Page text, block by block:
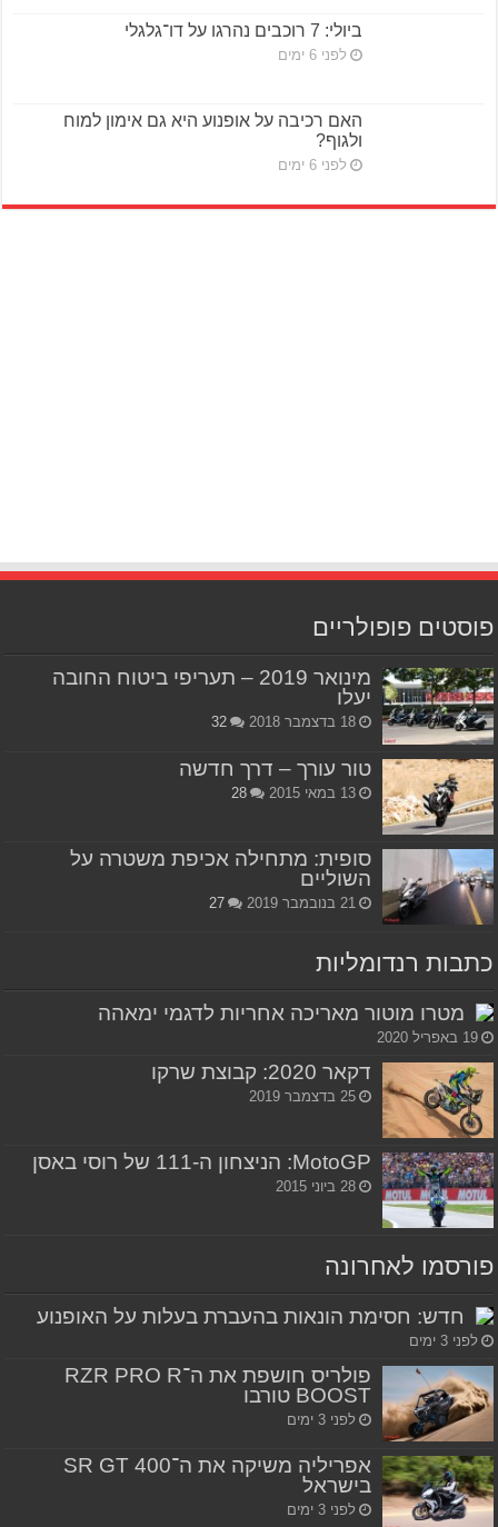
ביולי: 7 רוכבים נהרגו על דו־גלגלי
לפני 6 ימים
האם רכיבה על אופנוע היא גם אימון למוח
ולגוף?
לפני 6 ימים
פוסטים פופולריים
מינואר 2019 – תעריפי ביטוח החובה
יעלו
18 בדצמבר 2018 32
טור עורך – דרך חדשה
13 במאי 2015 28
סופית: מתחילה אכיפת משטרה על
השוליים
21 בנובמבר 2019 27
כתבות רנדומליות
מטרו מוטור מאריכה אחריות לדגמי ימאהה
19 באפריל 2020
דקאר 2020: קבוצת שרקו
25 בדצמבר 2019
MotoGP: הניצחון ה-111 של רוסי באסן
28 ביוני 2015
פורסמו לאחרונה
חדש: חסימת הונאות בהעברת בעלות על האופנוע
לפני 3 ימים
פולריס חושפת את ה־RZR PRO R
BOOST טורבו
לפני 3 ימים
אפריליה משיקה את ה־SR GT 400
בישראל
לפני 3 ימים